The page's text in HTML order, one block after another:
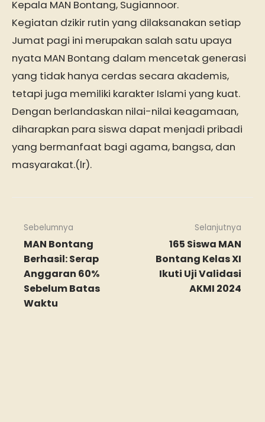
Kepala MAN Bontang, Sugiannoor.
Kegiatan dzikir rutin yang dilaksanakan setiap
Jumat pagi ini merupakan salah satu upaya
nyata MAN Bontang dalam mencetak generasi
yang tidak hanya cerdas secara akademis,
tetapi juga memiliki karakter Islami yang kuat.
Dengan berlandaskan nilai-nilai keagamaan,
diharapkan para siswa dapat menjadi pribadi
yang bermanfaat bagi agama, bangsa, dan
masyarakat.(lr).
Sebelumnya
MAN Bontang
Berhasil: Serap
Anggaran 60%
Sebelum Batas
Waktu
Selanjutnya
165 Siswa MAN
Bontang Kelas XI
Ikuti Uji Validasi
AKMI 2024